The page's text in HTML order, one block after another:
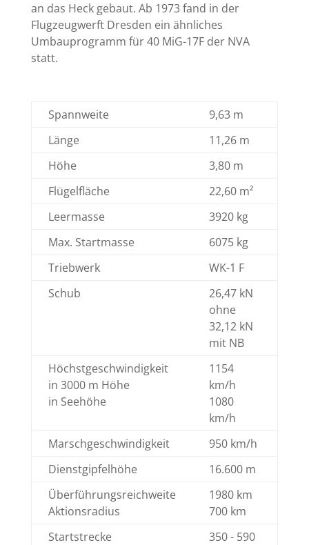
an das Heck gebaut. Ab 1973 fand in der
Flugzeugwerft Dresden ein ähnliches
Umbauprogramm für 40 MiG-17F der NVA
statt.
Spannweite
9,63 m
Länge
11,26 m
Höhe
3,80 m
Flügelfläche
22,60 m²
Leermasse
3920 kg
Max. Startmasse
6075 kg
Triebwerk
WK-1 F
Schub
26,47 kN
ohne
32,12 kN
mit NB
Höchstgeschwindigkeit
in 3000 m Höhe
in Seehöhe
1154
km/h
1080
km/h
Marschgeschwindigkeit
950 km/h
Dienstgipfelhöhe
16.600 m
Überführungsreichweite
Aktionsradius
1980 km
700 km
Startstrecke
350 - 590